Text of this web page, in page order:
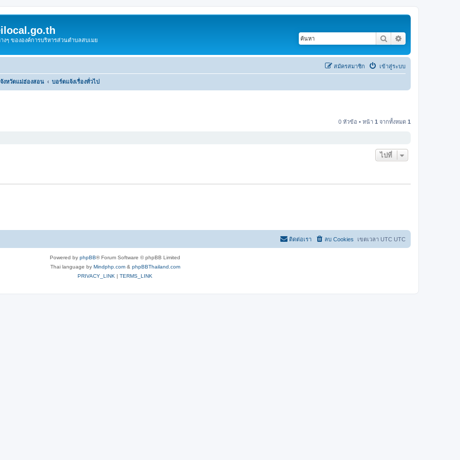
งๆ ขององค์การบริหารส่วนตำบลสบเมย ค้นหา
เข้าสู่ระบบ
สมัครสมาชิก
งหวัดแม่ฮ่องสอน บอร์ดแจ้งเรื่องทั่วไป
0 หัวข้อ • หน้า 1 จากทั้งหมด 1
ไปที่
เขตเวลา UTC UTC
ลบ Cookies
ติดต่อเรา
Powered by phpBB® Forum Software © phpBB Limited
Thai language by Mindphp.com& phpBBThailand.com
PRIVACY_LINK | TERMS_LINK